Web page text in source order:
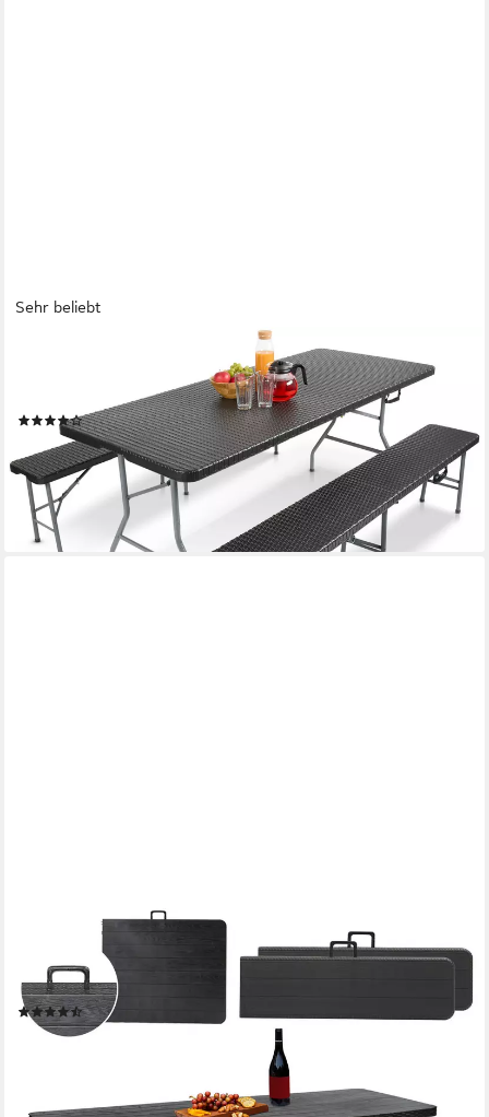
Sehr beliebt
Bierzeltgarnitur Festzeltgarnitur, Biertisch Set, klappbar
Campingtisch, (Set, Garnitur), Wetterfest & Pflegeleicht
(57)
119,90 € UVP199,90 €
-40%
lieferbar - in 3-4 Werktagen bei dir
Bierzeltgarnitur 3-teilig Bierzeltgarnitur Klappbar Tragegriff
180cm Gartenmöbel, (3-tlg), 180cm Bierbänke und 2 Bierbänke,
mit Holz und Rattan-Optik, Wetterfest
(9)
129,99 € UVP